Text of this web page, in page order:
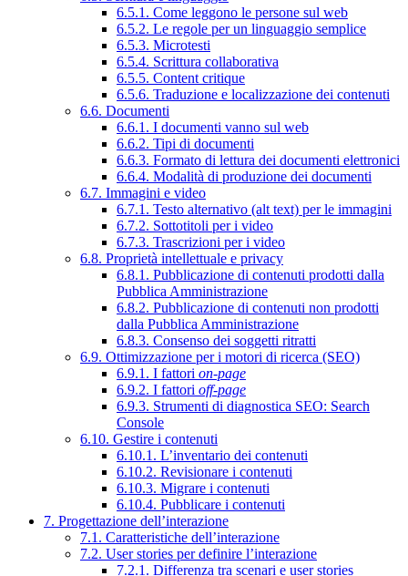
6.5.1. Come leggono le persone sul web
6.5.2. Le regole per un linguaggio semplice
6.5.3. Microtesti
6.5.4. Scrittura collaborativa
6.5.5. Content critique
6.5.6. Traduzione e localizzazione dei contenuti
6.6. Documenti
6.6.1. I documenti vanno sul web
6.6.2. Tipi di documenti
6.6.3. Formato di lettura dei documenti elettronici
6.6.4. Modalità di produzione dei documenti
6.7. Immagini e video
6.7.1. Testo alternativo (alt text) per le immagini
6.7.2. Sottotitoli per i video
6.7.3. Trascrizioni per i video
6.8. Proprietà intellettuale e privacy
6.8.1. Pubblicazione di contenuti prodotti dalla
Pubblica Amministrazione
6.8.2. Pubblicazione di contenuti non prodotti
dalla Pubblica Amministrazione
6.8.3. Consenso dei soggetti ritratti
6.9. Ottimizzazione per i motori di ricerca (SEO)
6.9.1. I fattori on-page
6.9.2. I fattori off-page
6.9.3. Strumenti di diagnostica SEO: Search
Console
6.10. Gestire i contenuti
6.10.1. L’inventario dei contenuti
6.10.2. Revisionare i contenuti
6.10.3. Migrare i contenuti
6.10.4. Pubblicare i contenuti
7. Progettazione dell’interazione
7.1. Caratteristiche dell’interazione
7.2. User stories per definire l’interazione
7.2.1. Differenza tra scenari e user stories